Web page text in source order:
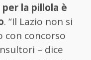
per la pillola è
. “Il Lazio non si
con concorso
– dice